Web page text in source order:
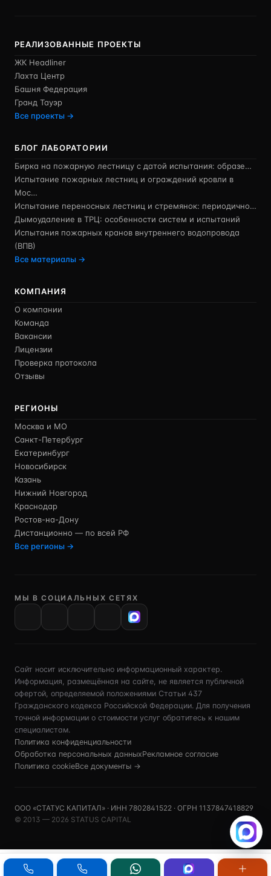
РЕАЛИЗОВАННЫЕ ПРОЕКТЫ
ЖК Headliner
Лахта Центр
Башня Федерация
Гранд Тауэр
Все проекты →
БЛОГ ЛАБОРАТОРИИ
Бирка на пожарную лестницу с датой испытания: образе…
Испытание пожарных лестниц и ограждений кровли в
Мос…
Испытание переносных лестниц и стремянок: периодично…
Дымоудаление в ТРЦ: особенности систем и испытаний
Испытания пожарных кранов внутреннего водопровода
(ВПВ)
Все материалы →
КОМПАНИЯ
О компании
Команда
Вакансии
Лицензии
Проверка протокола
Отзывы
РЕГИОНЫ
Москва и МО
Санкт-Петербург
Екатеринбург
Новосибирск
Казань
Нижний Новгород
Краснодар
Ростов-на-Дону
Дистанционно — по всей РФ
Все регионы →
МЫ В СОЦИАЛЬНЫХ СЕТЯХ
Сайт носит исключительно информационный характер.
Информация, размещённая на сайте, не является публичной
офертой, определяемой положениями Статьи 437
Гражданского кодекса Российской Федерации. Для получения
точной информации о стоимости услуг обратитесь к нашим
специалистам.
Политика конфиденциальности
Обработка персональных данныхРекламное согласие
Политика cookieВсе документы →
ООО «СТАТУС КАПИТАЛ» · ИНН 7802841522 · ОГРН 1137847418829
© 2013 — 2026 STATUS CAPITAL